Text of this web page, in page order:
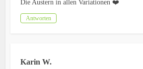
Die Austern in allen Variationen ❤️
Antworten
Karin W.